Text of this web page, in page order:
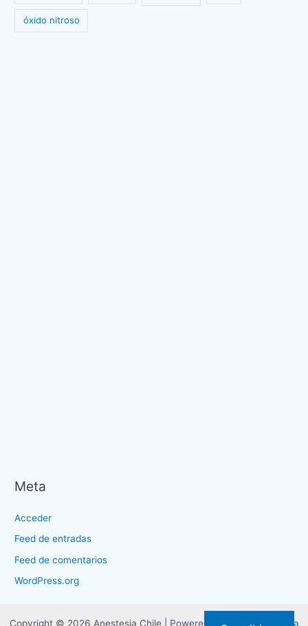
óxido nitroso
Meta
Acceder
Feed de entradas
Feed de comentarios
WordPress.org
Copyright © 2026 Anestesia Chile | Powered byTema Astra para